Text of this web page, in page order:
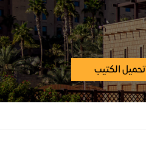
تحميل الكتيب